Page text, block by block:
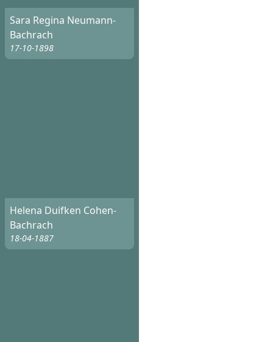
Sara Regina Neumann-
Bachrach
17-10-1898
Helena Duifken Cohen-
Bachrach
18-04-1887